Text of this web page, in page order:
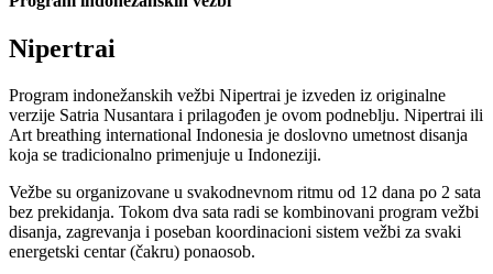
Nipertrai
Program indonežanskih vežbi Nipertrai je izveden iz originalne
verzije Satria Nusantara i prilagođen je ovom podneblju. Nipertrai ili
Art breathing international Indonesia je doslovno umetnost disanja
koja se tradicionalno primenjuje u Indoneziji.
Vežbe su organizovane u svakodnevnom ritmu od 12 dana po 2 sata
bez prekidanja. Tokom dva sata radi se kombinovani program vežbi
disanja, zagrevanja i poseban koordinacioni sistem vežbi za svaki
energetski centar (čakru) ponaosob.